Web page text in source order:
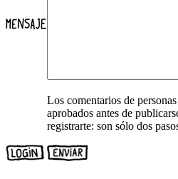
Los comentarios de
aprobados antes de
registrarte: son sólo dos